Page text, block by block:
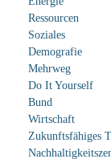
Ressourcen
Soziales
Demografie
Mehrweg
Do It Yourself
Bund
Wirtschaft
Zukunftsfähiges